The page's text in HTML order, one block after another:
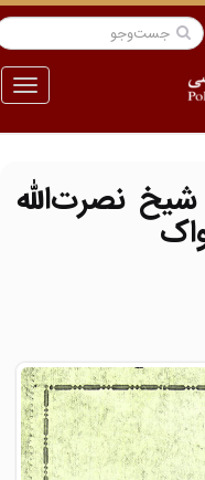
منو
نصرت‌الله